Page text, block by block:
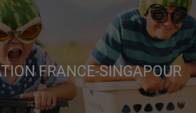
FRANCE-SINGAPOUR